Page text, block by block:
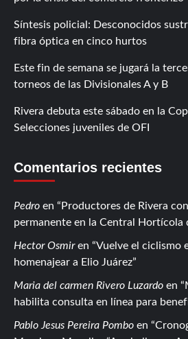
Síntesis policial: Desconocidos
fibra óptica en cinco hurtos
Este fin de semana se jugará la
torneos de las Divisionales A y B
Rivera debuta este sábado en la
Selecciones juveniles de OFI
Comentarios recientes
Pedro en
Productores de Rivera
permanente en la Central Hortícola
Hector Osmiren
Vuelve el ciclismo
homenajear a Elio Juárez
Maria del carmen Rivero Luzardo en
habilita consulta en línea para
Pablo Jesus Pereira Pombo en